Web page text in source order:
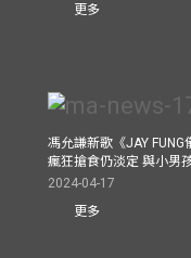
更多
馮允謙新歌《JAY
瘋狂搶食仍淡定 與小男
2024-04-17
更多